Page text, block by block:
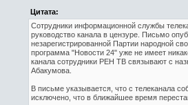
Цитата:
Сотрудники информационной службы
руководство канала в цензуре. Письмо
незарегистрированной Партии народной
программа "Новости 24" уже не имеет
канала сотрудники РЕН ТВ связывают с
Абакумова.
В письме указывается, что с телеканала
исключено, что в ближайшее время